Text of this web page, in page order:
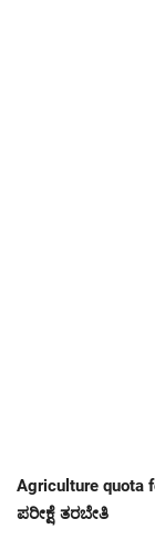
Agriculture quota
ಪರೀಕ್ಷೆ ತರಬೇತಿ